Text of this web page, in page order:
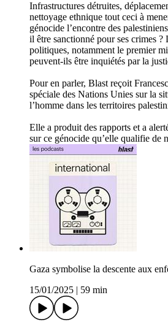
Infrastructures détruites,
nettoyage ethnique tout ceci à
génocide l’encontre des
il être sanctionné pour ses crimes ?
politiques, notamment le premier
peuvent-ils être inquiétés par la
Pour en parler, Blast reçoit
spéciale des Nations Unies sur la
l’homme dans les territoires
Elle a produit des rapports et a
sur ce génocide qu’elle qualifie de
Gaza symbolise la descente aux
15/01/2025
59 min